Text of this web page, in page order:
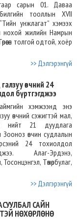
сарын 01. Даваа
тооллын XVII
унжлагат” хэмээх
нохой жилийн Намрын
толгой одтой, хоёр
>> Дэлгэрэнгүй
галзуу өвчний 24
бүртгэгджээ
аймгийн хэмжээнд энэ
өвчний сэжигтэй мал,
нийт 21 дуудлага
Зооноз өвчин судлалын
24 тохиолдол
Алаг-Эрдэнэ,
Төмөрбулаг,
>> Дэлгэрэнгүй
САЙН
НӨХӨРЛӨНӨ